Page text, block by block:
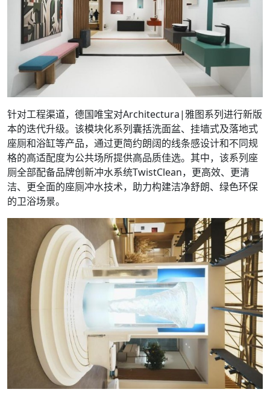
针对工程渠道，德国唯宝对Architectura|雅图系列进行新版
本的迭代升级。该模块化系列囊括洗面盆、挂墙式及落地式
座厕和浴缸等产品，通过更简约朗阔的线条感设计和不同规
格的高适配度为公共场所提供高品质佳选。其中，该系列座
厕全部配备品牌创新冲水系统TwistClean，更高效、更清
洁、更全面的座厕冲水技术，助力构建洁净舒朗、绿色环保
的卫浴场景。